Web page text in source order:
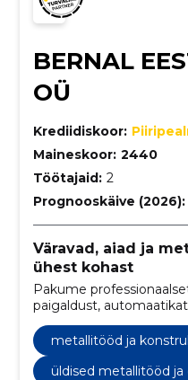
BERNAL
OÜ
Krediidiskoor:
Maineskoor: 2440
Töötajaid: 2
Prognooskäive (2026):
Väravad, aiad ja
ühest kohast
Pakume
paigaldust,
metallkonstruktsioone.
eritellimuslahendused
kvaliteedi igale objektile.
metallitööd ja
üldised metallitööd